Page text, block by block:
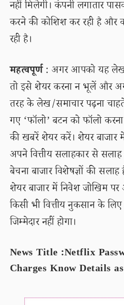
नहीं मिलेगी। कंपनी लगातार
करने की कोशिश कर रही है और
रही है।
महत्वपूर्ण: अगर आपको यह
तो इसे शेयर करना न भूलें और
तरह के लेख/समाचार पढ़ना
गए ‘फॉलो’ बटन को फॉलो
की खबरें शेयर करें। शेयर
अपने वित्तीय सलाहकार से
बेचना बाजार विशेषज्ञों की
शेयर बाजार में निवेश जोखिम
किसी भी वित्तीय नुकसान के लिए
जिम्मेदार नहीं होगा।
News Title :Netflix
Charges Know Details